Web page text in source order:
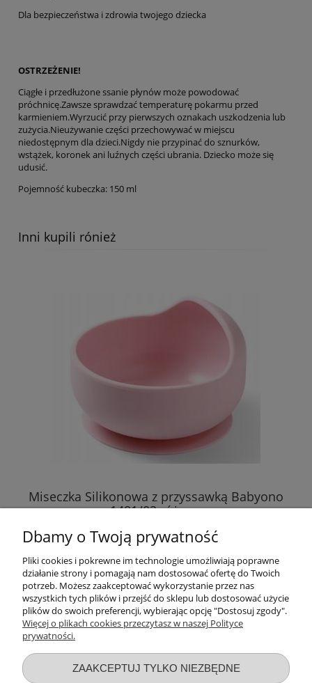
Dla bezpieczeństwa i zdrowia twojego dziecka
OSTRZEŻENIE!
Ciągłe i przedłużone ssanie płynów może powodować
próchnicę.Zawsze sprawdzać temperaturę pokarmu przed
karmieniem.Wyrzucić przy pierwszych oznakach uszkodzenia lub
zużycia.Nieużywanie części przechowywać w miejscu
niedostępnym dla dzieci.Nigdy nie przypinać do sznurków,
wstążek, koronek ani luźnych części ubrania. Dziecko może się
udusić.
Pojemność kubeczka: 150 ml
Inni kupili rónież
Miseczka Silikonowa z przyssawką Babyono
1481/02 różowa
15,76 zł
DO KOSZYKA
Dbamy o Twoją prywatność
Pliki cookies i pokrewne im technologie umożliwiają poprawne
działanie strony i pomagają nam dostosować ofertę do Twoich
potrzeb. Możesz zaakceptować wykorzystanie przez nas
wszystkich tych plików i przejść do sklepu lub dostosować użycie
plików do swoich preferencji, wybierając opcję "Dostosuj zgody".
Więcej o plikach cookies przeczytasz w naszej Polityce
prywatności.
ZAAKCEPTUJ TYLKO NIEZBĘDNE